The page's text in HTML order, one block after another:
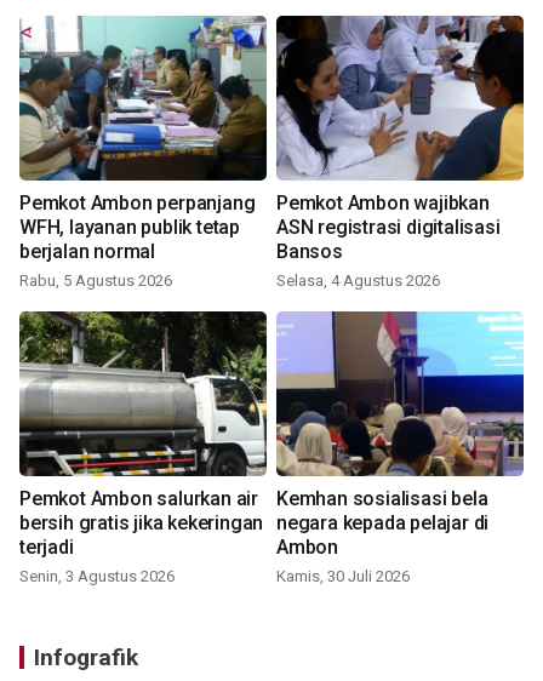
Pemkot Ambon perpanjang
WFH, layanan publik tetap
berjalan normal
Rabu, 5 Agustus 2026
Pemkot Ambon wajibkan
ASN registrasi digitalisasi
Bansos
Selasa, 4 Agustus 2026
Pemkot Ambon salurkan air
bersih gratis jika kekeringan
terjadi
Senin, 3 Agustus 2026
Kemhan sosialisasi bela
negara kepada pelajar di
Ambon
Kamis, 30 Juli 2026
Infografik